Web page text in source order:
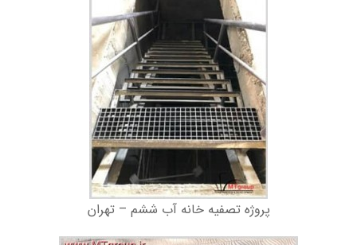
پروژه تصفیه خانه آب ششم – تهران